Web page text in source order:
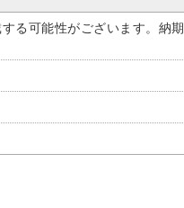
る可能性がございます。納期